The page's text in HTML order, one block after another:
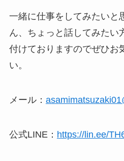
一緒に仕事をしてみたいと
ん、ちょっと話してみたい
付けておりますのでぜひお
い。
メール：
公式LINE： https://lin.ee/